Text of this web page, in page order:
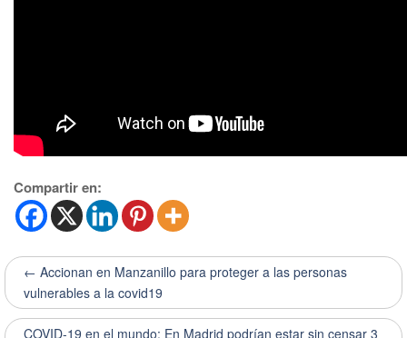
Compartir en:
← Accionan en Manzanillo para proteger a las personas
vulnerables a la covid19
COVID-19 en el mundo: En Madrid podrían estar sin censar 3